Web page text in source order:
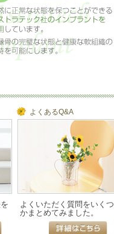
よくあるQ&A
よくいただく質問をいくつ
かまとめてみました。